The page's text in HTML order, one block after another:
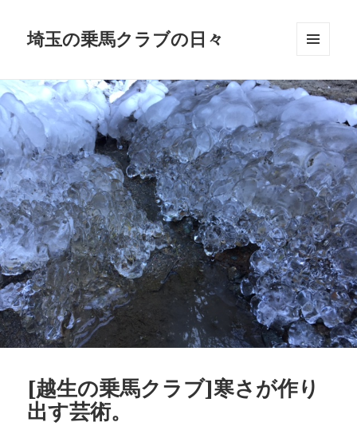
埼玉の乗馬クラブの日々
ーとウ
ィジェ
ット
[越生の乗馬クラブ]寒さが作り
出す芸術。